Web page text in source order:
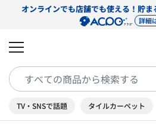
オンラインでも店舗でも使える！貯ま
詳細
TV・SNSで話題 タイルカーペット